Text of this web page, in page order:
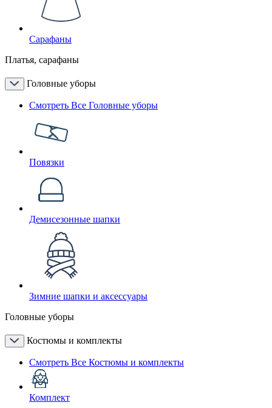
Сарафаны
Платья, сарафаны
Головные уборы
Смотреть Все Головные уборы
Повязки
Демисезонные шапки
Зимние шапки и аксессуары
Головные уборы
Костюмы и комплекты
Смотреть Все Костюмы и комплекты
Комплект